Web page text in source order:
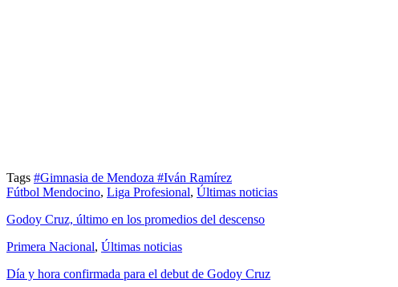
Tags #Gimnasia de Mendoza #Iván Ramírez
Fútbol Mendocino, Liga Profesional, Últimas noticias
Godoy Cruz, último en los promedios del descenso
Primera Nacional, Últimas noticias
Día y hora confirmada para el debut de Godoy Cruz